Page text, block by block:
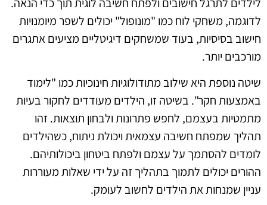
לדוגמה, משחקי לוח כמו "מונופול" יכולים לשפר מיומנויות
חישוב בסיסיות, בעוד שמשחקים דיגיטליים מציעים אתגרים
מורכבים יותר.
שיטה נוספת היא שילוב מתודולוגיות חינוכיות כמו "לימוד
באמצעות חקר". בשיטה זו, הילדים מעודדים לחקור בעיות
מתמטיות בעצמם, לחפש פתרונות ולבחון תוצאות. זהו
תהליך שמפתח חשיבה עצמאית ויכולת ניתוח, כשהילדים
לומדים להסתמך על עצמם ולפתח ביטחון ביכולותיהם.
ההורים יכולים לתמוך בתהליך זה על ידי שאלות מעוררות
עניין שמנחות את הילדים לחשוב לעומק.